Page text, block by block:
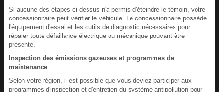
Si aucune des étapes ci-dessus n'a permis d'éteindre le témoin, votre
concessionnaire peut vérifier le véhicule. Le concessionnaire possède
l'équipement d'essai et les outils de diagnostic nécessaires pour
réparer toute défaillance électrique ou mécanique pouvant être
présente.
Inspection des émissions gazeuses et programmes de
maintenance
Selon votre région, il est possible que vous deviez participer aux
programmes d'inspection et d'entretien du système antipollution pour